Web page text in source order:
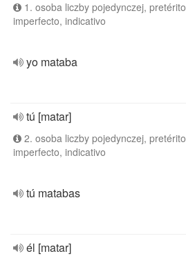
1. osoba liczby pojedynczej, pretérito
imperfecto, indicativo
yo mataba
tú [matar]
2. osoba liczby pojedynczej, pretérito
imperfecto, indicativo
tú matabas
él [matar]